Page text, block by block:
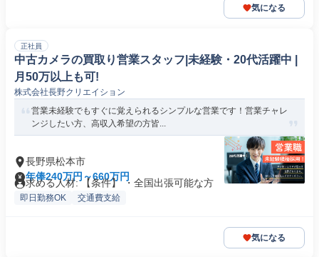
気になる
正社員
中古カメラの買取り営業スタッフ|未経験・20代活躍中 |
月50万以上も可!
株式会社長野クリエイション
営業未経験でもすぐに覚えられるシンプルな営業です！営業チャレ
ンジしたい方、高収入希望の方皆...
長野県松本市
年俸240万円～660万円
求める人材: 【条件】 ・全国出張可能な方
即日勤務OK 交通費支給
気になる